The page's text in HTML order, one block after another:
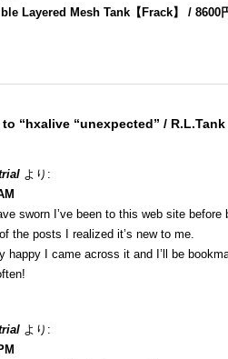
Layered Mesh Tank【Frack】 / 8600
“hxalive “unexpected” / R.L.Tank
より:
sworn I’ve been to this web site before
the posts I realized it’s new to me.
happy I came across it and I’ll be
より: